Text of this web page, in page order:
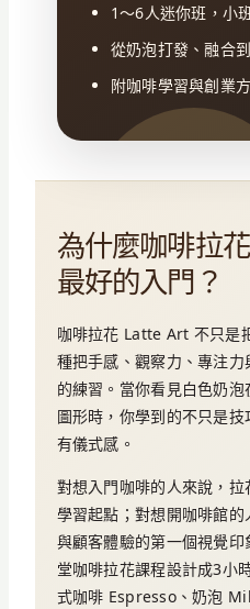
1～6人迷你班，小
從奶泡打發、融合
附咖啡學習與創業
為什麼咖啡拉
最好的入門？
咖啡拉花 Latte Art 不只是
種把手感、觀察力、專注
的練習。當你看見白色奶
圖形時，你學到的不只是
有儀式感。
對想入門咖啡的人來說，
學習起點；對想開咖啡館
與顧客體驗的第一個視覺
堂咖啡拉花課程設計成3小
式咖啡 Espresso、奶泡